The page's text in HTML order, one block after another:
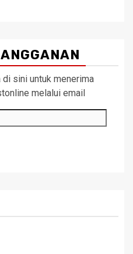
di sini untuk menerima
melalui email